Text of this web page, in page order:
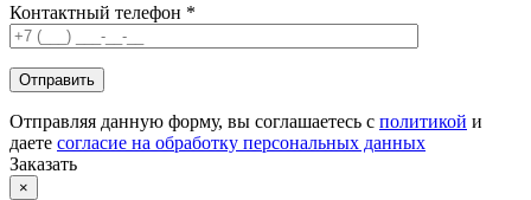
Контактный телефон *
Отправляя данную форму, вы соглашаетесь с политикой и
даете согласие на обработку персональных данных
Заказать
×